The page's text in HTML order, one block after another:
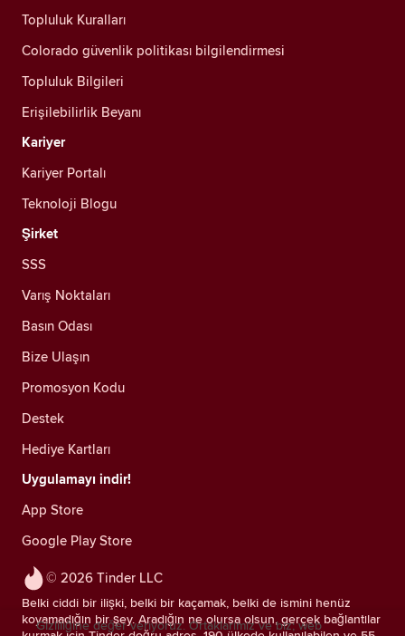
© 2026 Tinder LLC
Belki ciddi bir ilişki, belki bir kaçamak, belki de ismini henüz
koyamadığın bir şey. Aradığın ne olursa olsun, gerçek bağlantılar
Topluluk Kuralları
Colorado güvenlik politikası bilgilendirmesi
Topluluk Bilgileri
Erişilebilirlik Beyanı
Kariyer
Kariyer Portalı
Teknoloji Blogu
Şirket
SSS
Varış Noktaları
Basın Odası
Bize Ulaşın
Promosyon Kodu
Destek
Hediye Kartları
Uygulamayı indir!
App Store
Google Play Store
Gizliliğine değer veriyoruz. Ortaklarımız ve biz; web